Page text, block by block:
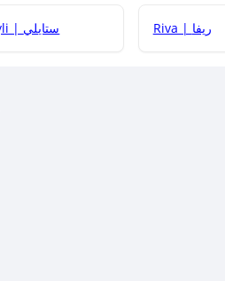
Styli | ستايلي Riva | ريفا